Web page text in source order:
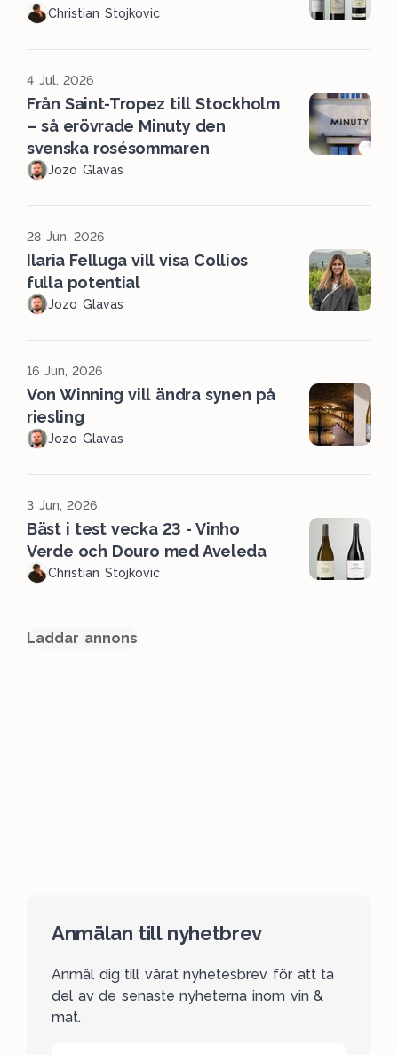
Christian Stojkovic
4 Jul, 2026
Från Saint-Tropez till Stockholm
– så erövrade Minuty den
svenska rosésommaren
Jozo Glavas
28 Jun, 2026
Ilaria Felluga vill visa Collios
fulla potential
Jozo Glavas
16 Jun, 2026
Von Winning vill ändra synen på
riesling
Jozo Glavas
3 Jun, 2026
Bäst i test vecka 23 - Vinho
Verde och Douro med Aveleda
Christian Stojkovic
Laddar annons
Anmälan till nyhetbrev
Anmäl dig till vårat nyhetesbrev för att ta
del av de senaste nyheterna inom vin &
mat.